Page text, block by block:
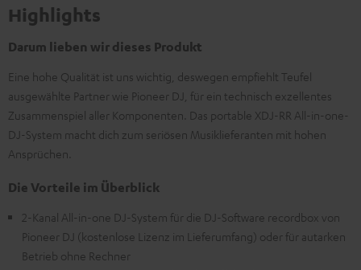
Highlights
Darum lieben wir dieses Produkt
Eine hohe Qualität ist uns wichtig, deswegen empfiehlt Teufel
ausgewählte Partner wie Pioneer DJ, für ein technisch exzellentes
Zusammenspiel aller Komponenten. Das portable XDJ-RR All-in-one-
DJ-System macht dich zum seriösen Musiklieferanten mit hohen
Ansprüchen.
Die Vorteile im Überblick
2-Kanal All-in-one DJ-System für die DJ-Software recordbox von
Pioneer DJ (kostenlose Lizenz im Lieferumfang) oder für autarken
Betrieb ohne Rechner